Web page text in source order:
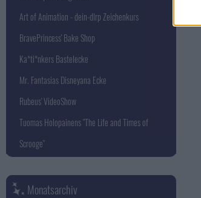
Art of Animation - dein-dlrp Zeichenkurs
BravePrincess' Bake Shop
Ka*ti*nkers Bastelecke
Mr. Fantasias Disneyana Ecke
Rubeus' VideoShow
Tuomas Holopainens "The Life and Times of
Scrooge"
Monatsarchiv